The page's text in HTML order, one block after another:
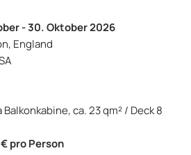
- 30. Oktober 2026
England
ca. 23 qm² / Deck 8
pro Person